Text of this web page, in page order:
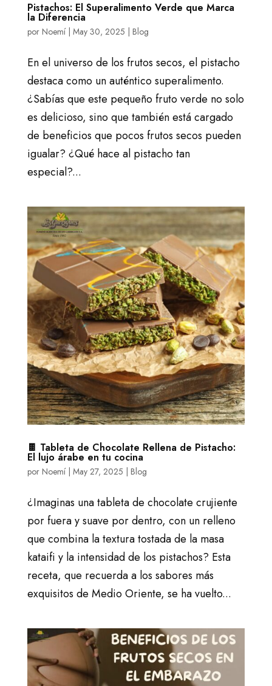
Pistachos: El Superalimento Verde que Marca
la Diferencia
por Noemí| May 30, 2025 Blog
En el universo de los frutos secos, el pistacho
destaca como un auténtico superalimento.
¿Sabías que este pequeño fruto verde no solo
es delicioso, sino que también está cargado
de beneficios que pocos frutos secos pueden
igualar? ¿Qué hace al pistacho tan
especial?...
🍫 Tableta de Chocolate Rellena de Pistacho:
El lujo árabe en tu cocina
por Noemí| May 27, 2025 | Blog
¿Imaginas una tableta de chocolate crujiente
por fuera y suave por dentro, con un relleno
que combina la textura tostada de la masa
kataifi y la intensidad de los pistachos? Esta
receta, que recuerda a los sabores más
exquisitos de Medio Oriente, se ha vuelto...